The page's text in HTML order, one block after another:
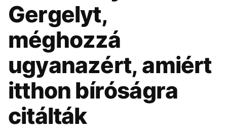
ÉLETMÓD
BESZÉLGETÉSEK
VIDEÓ TÖRTÉNETEK
GASZTRO
Gergelyt,
méghozzá
ugyanazért, amiért
itthon bíróságra
citálták